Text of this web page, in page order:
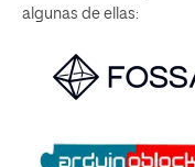
algunas de ellas: